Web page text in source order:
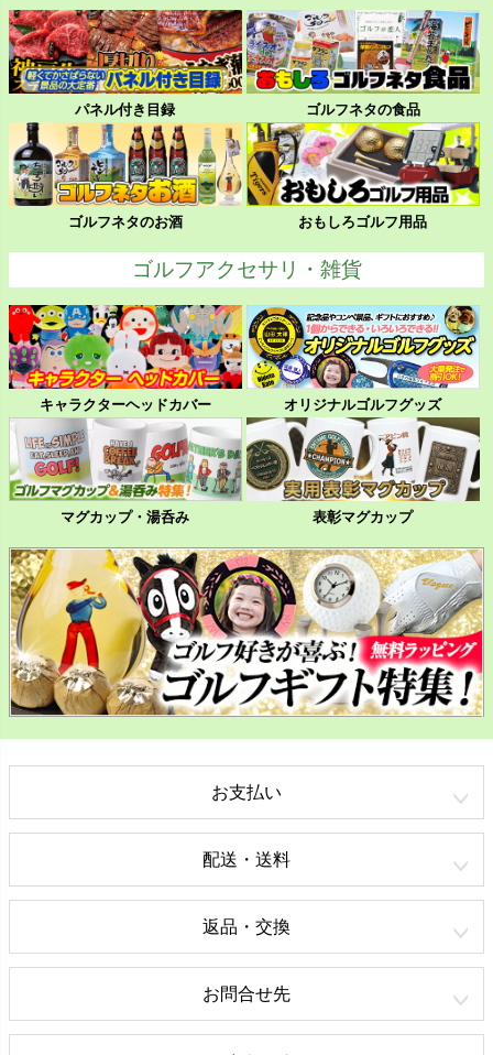
パネル付き目録 ゴルフネタの食品
ゴルフネタのお酒 おもしろゴルフ用品
ゴルフアクセサリ・雑貨
キャラクターヘッドカバー オリジナルゴルフグッズ
マグカップ・湯呑み 表彰マグカップ
お支払い
配送・送料
返品・交換
お問合せ先